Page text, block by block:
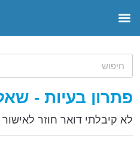
פתרון בעיות -
לא קיבלתי דואר חוזר